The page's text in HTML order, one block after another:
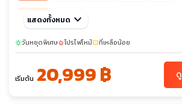
พ.ย. 69 03-08
ธ.ค. 69
26-31 27-01 28-02
แสดงทั้งหมด keyboard_arrow_down
sunnyวันหยุดพิเศษlocal_fire_departmentโปรไฟไหม้confirmation_numberที่เหลือน้อย
เริ่มต้น 20,999 ฿